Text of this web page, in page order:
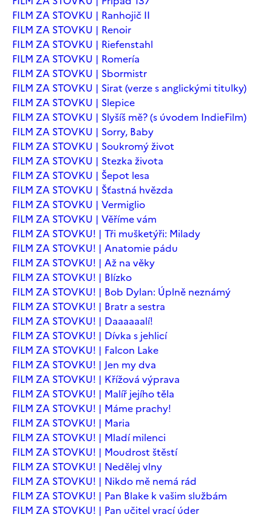
FILM ZA STOVKU | Ranhojič II
FILM ZA STOVKU | Renoir
FILM ZA STOVKU | Riefenstahl
FILM ZA STOVKU | Romería
FILM ZA STOVKU | Sbormistr
FILM ZA STOVKU | Sirat (verze s anglickými titulky)
FILM ZA STOVKU | Slepice
FILM ZA STOVKU | Slyšíš mě? (s úvodem IndieFilm)
FILM ZA STOVKU | Sorry, Baby
FILM ZA STOVKU | Soukromý život
FILM ZA STOVKU | Stezka života
FILM ZA STOVKU | Šepot lesa
FILM ZA STOVKU | Šťastná hvězda
FILM ZA STOVKU | Vermiglio
FILM ZA STOVKU | Věříme vám
FILM ZA STOVKU! | Tři mušketýři: Milady
FILM ZA STOVKU! | Anatomie pádu
FILM ZA STOVKU! | Až na věky
FILM ZA STOVKU! | Blízko
FILM ZA STOVKU! | Bob Dylan: Úplně neznámý
FILM ZA STOVKU! | Bratr a sestra
FILM ZA STOVKU! | Daaaaaalí!
FILM ZA STOVKU! | Dívka s jehlicí
FILM ZA STOVKU! | Falcon Lake
FILM ZA STOVKU! | Jen my dva
FILM ZA STOVKU! | Křížová výprava
FILM ZA STOVKU! | Malíř jejího těla
FILM ZA STOVKU! | Máme prachy!
FILM ZA STOVKU! | Maria
FILM ZA STOVKU! | Mladí milenci
FILM ZA STOVKU! | Moudrost štěstí
FILM ZA STOVKU! | Nedělej vlny
FILM ZA STOVKU! | Nikdo mě nemá rád
FILM ZA STOVKU! | Pan Blake k vašim službám
FILM ZA STOVKU! | Pan učitel vrací úder